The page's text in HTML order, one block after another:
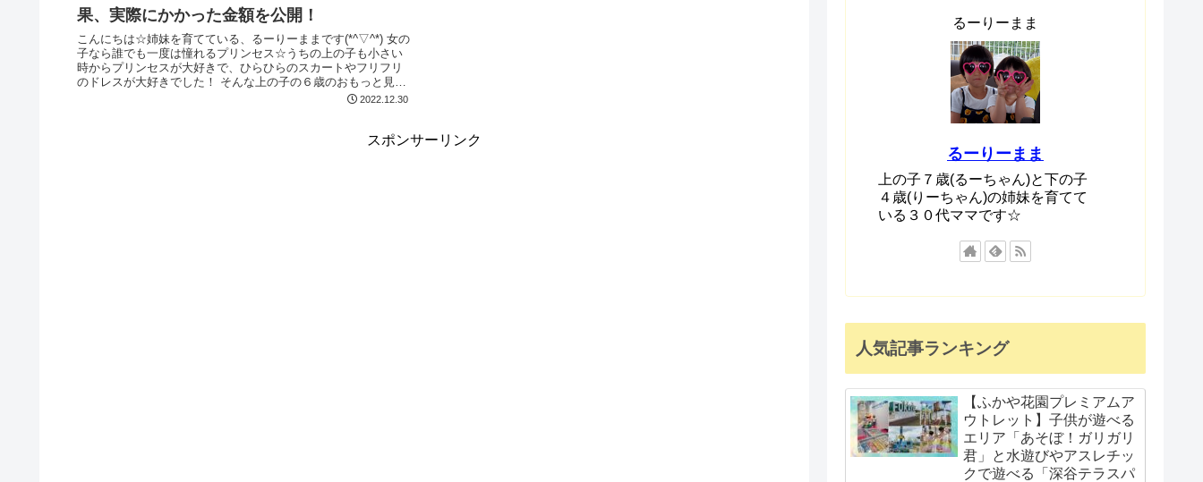
果、実際にかかった金額を公開！
こんにちは☆姉妹を育てている、るーりーままです(*^▽^*) 女の
子なら誰でも一度は憧れるプリンセス☆うちの上の子も小さい
時からプリンセスが大好きで、ひらひらのスカートやフリフリ
のドレスが大好きでした！ そんな上の子の６歳のおもっと見
2022.12.30
スポンサーリンク
るーりーまま
るーりーまま
上の子７歳(るーちゃん)と下の子
４歳(りーちゃん)の姉妹を育てて
いる３０代ママです☆
人気記事ランキング
【ふかや花園プレミアムア
ウトレット】子供が遊べる
エリア「あそぼ！ガリガリ
君」と水遊びやアスレチッ
クで遊べる「深谷テラスパ